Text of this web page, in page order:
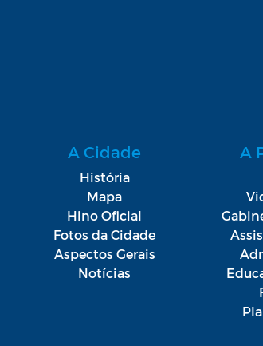
A Cidade
História
Mapa
Hino Oficial
Fotos da Cidade
Aspectos Gerais
Notícias
A